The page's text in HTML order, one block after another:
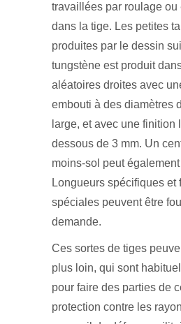
travaillées par roulage ou
dans la tige. Les petites
produites par le dessin
tungstène est produit
aléatoires droites avec
embouti à des diamètres
large, et avec une finition
dessous de 3 mm. Un
moins-sol peut
Longueurs spécifiques et
spéciales peuvent être
demande.
Ces sortes de tiges
plus loin, qui sont
pour faire des parties de
protection contre les